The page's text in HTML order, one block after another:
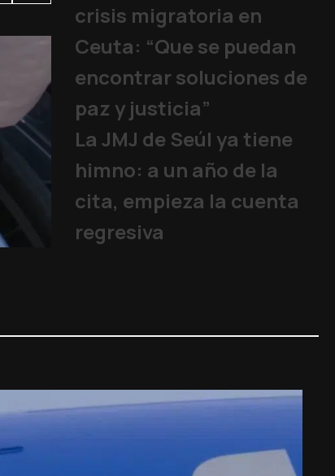
crisis migratoria en
Ceuta: “Que se puedan
encontrar soluciones de
paz y justicia”
La JMJ de Seúl ya tiene
himno: a un año de la
cita, empieza la cuenta
regresiva